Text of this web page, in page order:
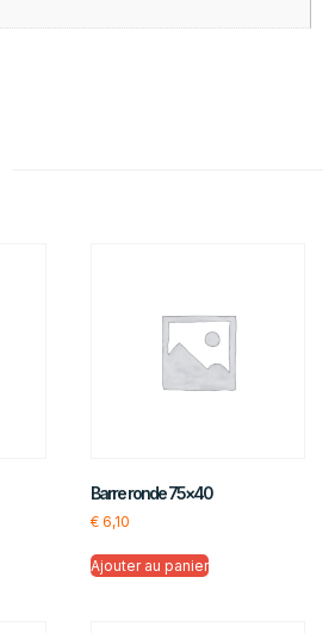
Barre ronde 75×40
€6,10
Ajouter au panier